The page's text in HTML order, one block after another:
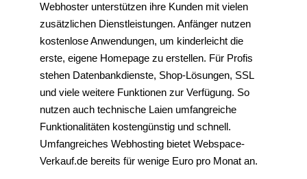
Webhoster unterstützen ihre Kunden mit vielen
zusätzlichen Dienstleistungen. Anfänger nutzen
kostenlose Anwendungen, um kinderleicht die
erste, eigene Homepage zu erstellen. Für Profis
stehen Datenbankdienste, Shop-Lösungen, SSL
und viele weitere Funktionen zur Verfügung. So
nutzen auch technische Laien umfangreiche
Funktionalitäten kostengünstig und schnell.
Umfangreiches Webhosting bietet Webspace-
Verkauf.de bereits für wenige Euro pro Monat an.